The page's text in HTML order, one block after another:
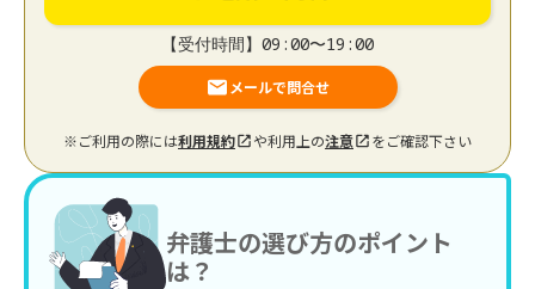
【受付時間】09:00〜19:00
メールで問合せ
※ご利用の際には利用規約 や利用上の注意 をご確認下さい
弁護士の選び方のポイント
は？